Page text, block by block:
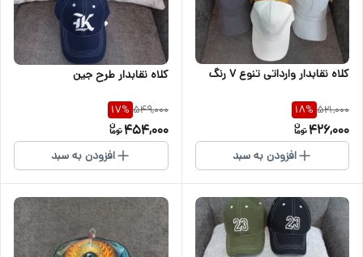
کلاه نقابدار وارداتی تنوع ۷ رنگ
521,000
18%
426,000
افزودن به سبد
کلاه نقابدار طرح جین
549,000
17%
454,000
افزودن به سبد